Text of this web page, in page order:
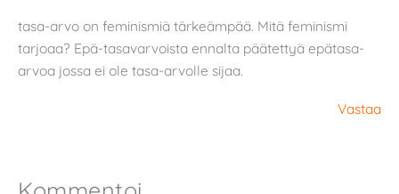
tasa-arvo on feminismiä tärkeämpää. Mitä feminismi
tarjoaa? Epä-tasavarvoista ennalta päätettyä epätasa-
arvoa jossa ei ole tasa-arvolle sijaa.
Vastaa